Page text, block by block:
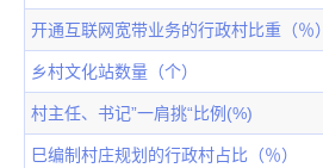
开通互联网宽带业务的行政村比重（％）
乡村文化站数量（个）
村主任、书记”一肩挑“比例(%)
巳编制村庄规划的行政村占比（％）